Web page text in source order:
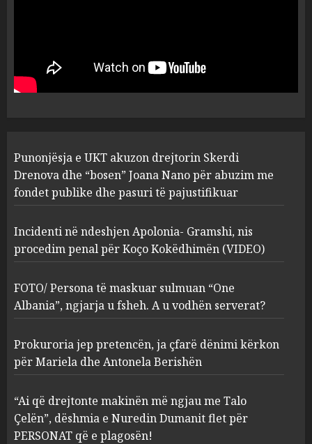
1
“bosen” Joana Nano për
abuzim me fondet publike dhe
pasuri të pajustifikuar
2
Apolonia- Gramshi, nis
procedim penal për Koço
Kokëdhimën (VIDEO)
MARCH 27, 2025
3
FOTO/ Persona të maskuar
sulmuan “One Albania”,
ngjarja u fsheh. A u vodhën
serverat?
MARCH 25, 2025
4
Prokuroria jep pretencën, ja
çfarë dënimi kërkon për
Berishën
MARCH 25, 2025
Punonjësja e UKT akuzon drejtorin Skerdi
Drenova dhe “bosen” Joana Nano për abuzim me
fondet publike dhe pasuri të pajustifikuar
Incidenti në ndeshjen Apolonia- Gramshi, nis
procedim penal për Koço Kokëdhimën (VIDEO)
FOTO/ Persona të maskuar sulmuan “One
Albania”, ngjarja u fsheh. A u vodhën serverat?
Prokuroria jep pretencën, ja çfarë dënimi kërkon
për Mariela dhe Antonela Berishën
“Ai që drejtonte makinën më ngjau me Talo
Çelën”, dëshmia e Nuredin Dumanit flet për
PERSONAT që e plagosën!